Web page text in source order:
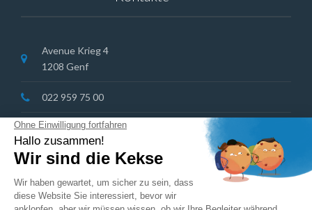
Avenue Krieg 4
1208 Genf
022 959 75 00
info@cdchampel.ch
Online-Termine
Parkplätze der blauen Zone in der Krieg Avenue
COOP-Parkplatz Florissant in der Nähe